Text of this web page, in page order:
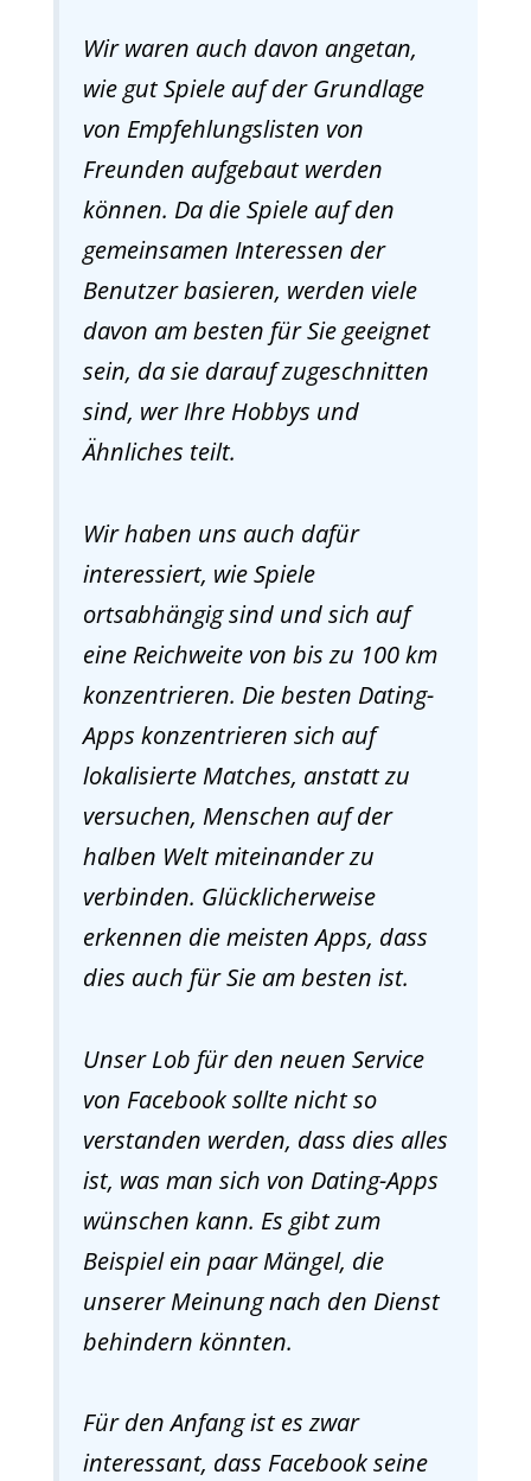
Wir waren auch davon angetan,
wie gut Spiele auf der Grundlage
von Empfehlungslisten von
Freunden aufgebaut werden
können. Da die Spiele auf den
gemeinsamen Interessen der
Benutzer basieren, werden viele
davon am besten für Sie geeignet
sein, da sie darauf zugeschnitten
sind, wer Ihre Hobbys und
Ähnliches teilt.
Wir haben uns auch dafür
interessiert, wie Spiele
ortsabhängig sind und sich auf
eine Reichweite von bis zu 100 km
konzentrieren. Die besten Dating-
Apps konzentrieren sich auf
lokalisierte Matches, anstatt zu
versuchen, Menschen auf der
halben Welt miteinander zu
verbinden. Glücklicherweise
erkennen die meisten Apps, dass
dies auch für Sie am besten ist.
Unser Lob für den neuen Service
von Facebook sollte nicht so
verstanden werden, dass dies alles
ist, was man sich von Dating-Apps
wünschen kann. Es gibt zum
Beispiel ein paar Mängel, die
unserer Meinung nach den Dienst
behindern könnten.
Für den Anfang ist es zwar
interessant, dass Facebook seine